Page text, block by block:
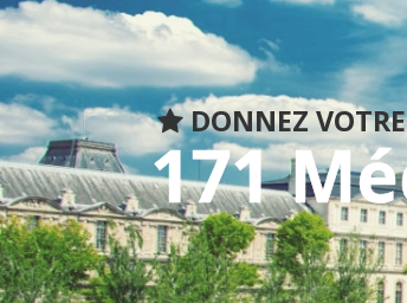
171
DONNEZ